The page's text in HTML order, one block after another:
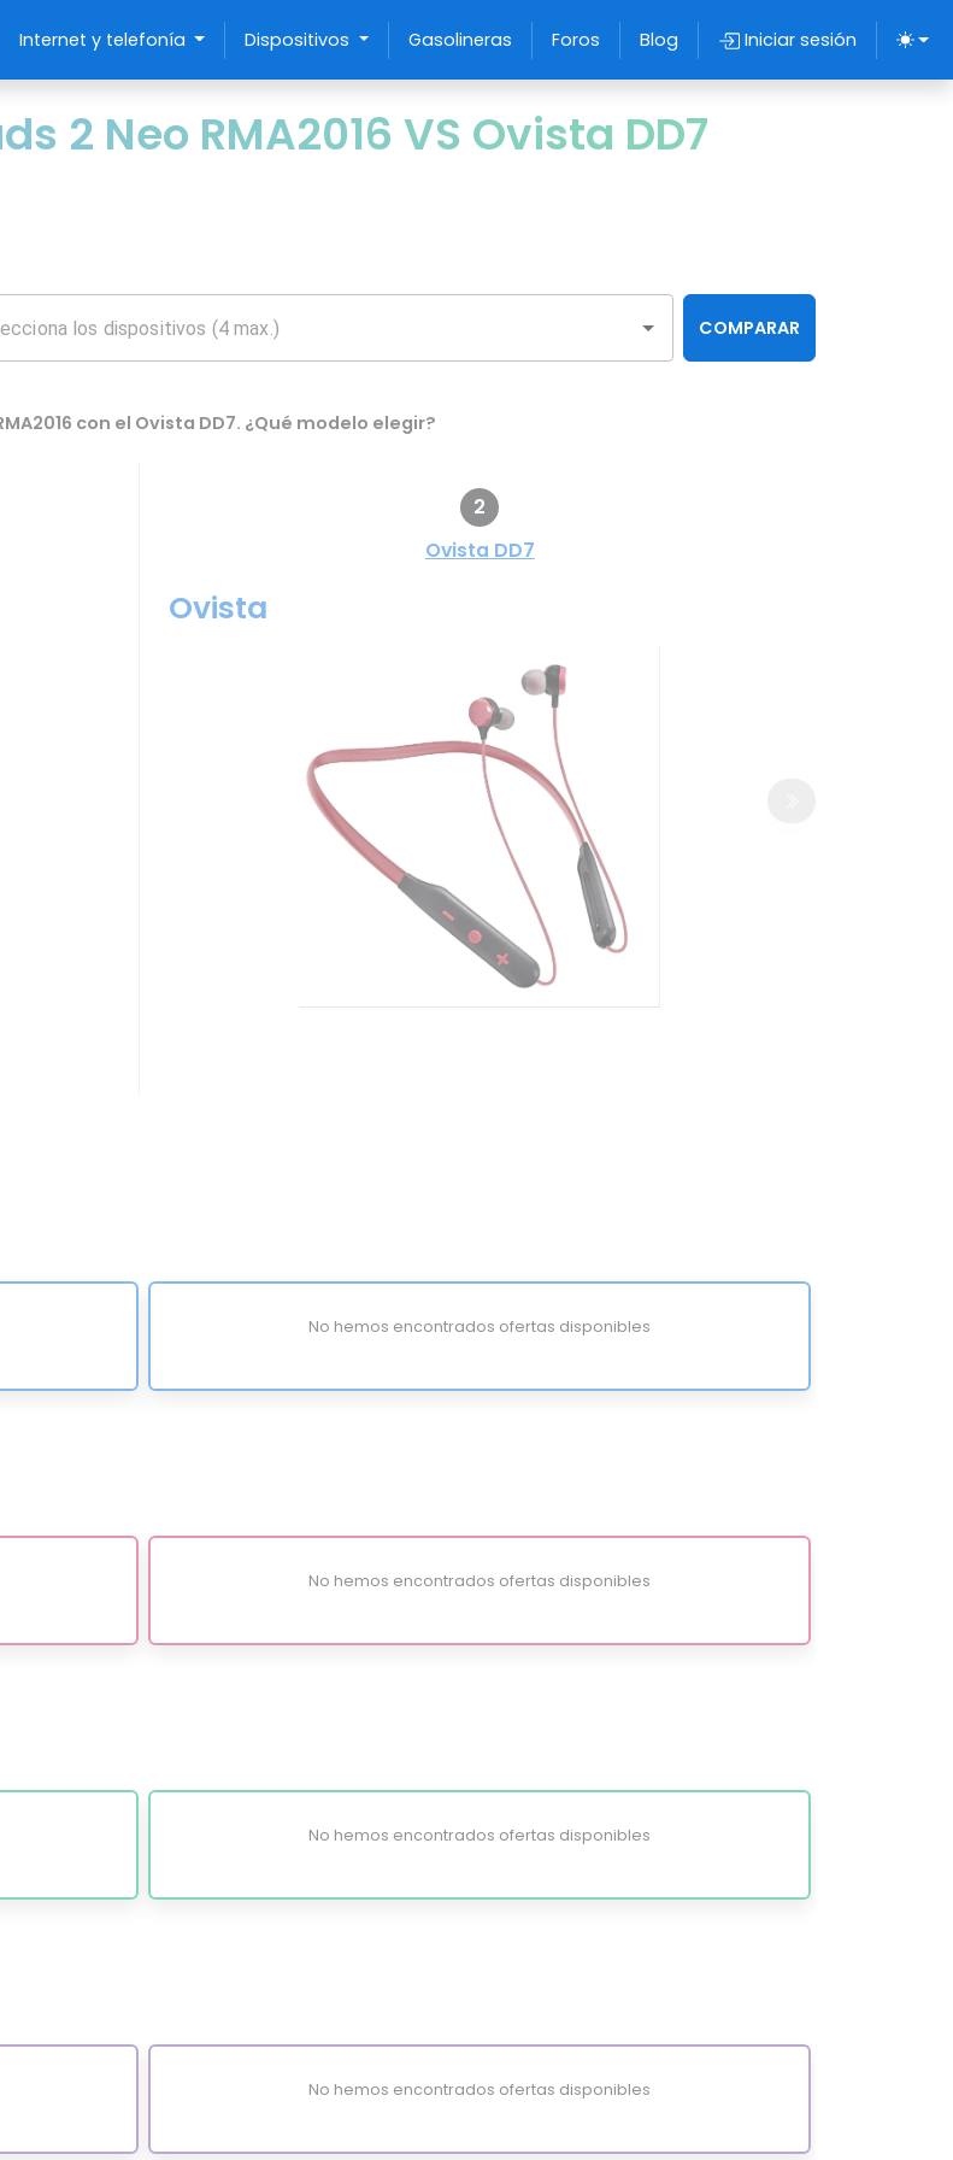
Internet y telefonía Dispositivos Gasolineras Foros Blog Iniciar sesión
2 Neo RMA2016 VS Ovista DD7
COMPARAR
con el Ovista DD7. ¿Qué modelo elegir?
2
Ovista DD7
Ovista
No hemos encontrados ofertas disponibles
No hemos encontrados ofertas disponibles
No hemos encontrados ofertas disponibles
No hemos encontrados ofertas disponibles